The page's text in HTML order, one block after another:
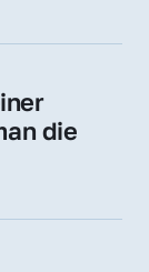
die
Sie sie